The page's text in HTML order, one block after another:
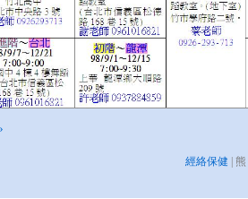
經絡保健 | 熊 |